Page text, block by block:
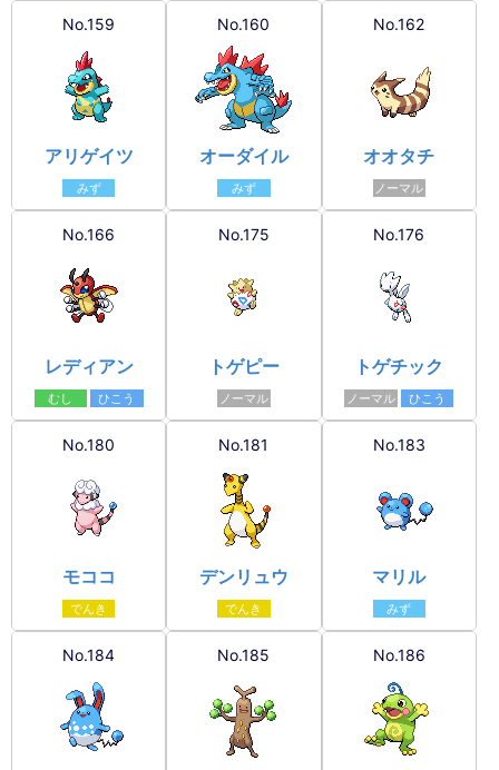
No.159
アリゲイツ
みず
No.160
オーダイル
みず
No.162
オオタチ
ノーマル
No.166
レディアン
むし ひこう
No.175
トゲピー
ノーマル
No.176
トゲチック
ノーマル ひこう
No.180
モココ
でんき
No.181
デンリュウ
でんき
No.183
マリル
みず
No.184 No.185 No.186